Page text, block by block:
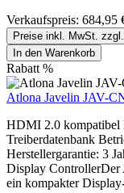
Verkaufspreis: 684,95
Preise inkl. MwSt.
In den Warenkorb
Rabatt %
Atlona Javelin JAV-
HDMI 2.0 kompatibel
Treiberdatenbank
Herstellergarantie: 3
Display
ein kompakter